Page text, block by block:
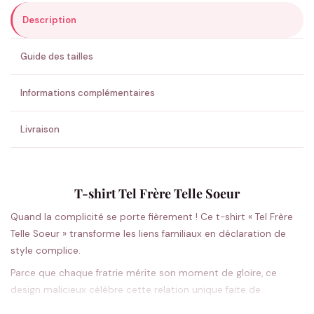
ENVOYER MA DEMANDE ✨
💚 Retour sous 24-48h🇫🇷 Flocage en France✅ Validation avant fabrication
Description
Guide des tailles
Informations complémentaires
Livraison
T-shirt Tel Frère Telle Soeur
Quand la complicité se porte fièrement ! Ce t-shirt « Tel Frère
Telle Soeur » transforme les liens familiaux en déclaration de
style complice.
Parce que chaque fratrie mérite son moment de gloire, ce
design malicieux célèbre cette relation unique faite de